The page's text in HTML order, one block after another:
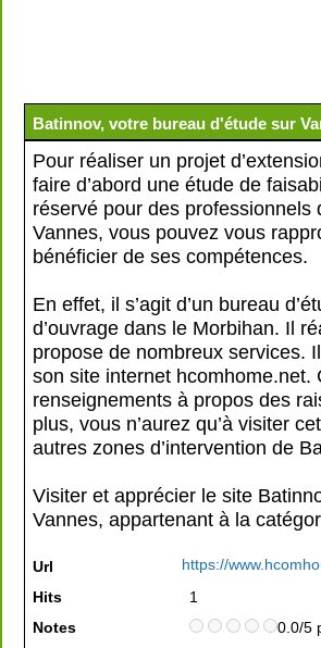
Batinnov, votre bureau d'étude sur
Pour réaliser un projet
faire d’abord une étude de
réservé pour des
Vannes, vous pouvez vous
bénéficier de ses compétences.
En effet, il s’agit d’un bureau
d’ouvrage dans le Morbihan. Il
propose de nombreux services.
son site internet hcomhome.net.
renseignements à propos des
plus, vous n’aurez qu’à visiter
autres zones d’intervention de
Visiter et apprécier le site
Vannes, appartenant à la
Url
https://
Hits
1
Notes
0.0/5